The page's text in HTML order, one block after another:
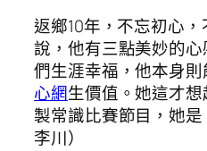
返鄉10年，不忘初心
說，他有三點美妙的
們生涯幸福，他本身
心網生價值。她這才
製常識比賽節目，她
李川）